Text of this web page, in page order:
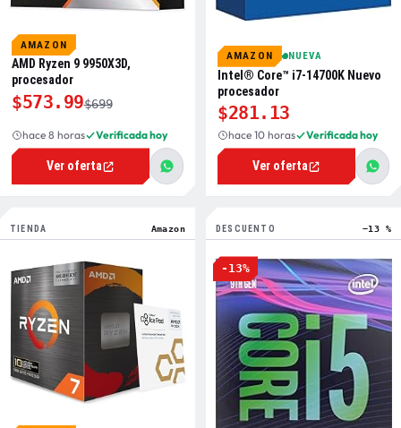
AMAZON
AMD Ryzen 9 9950X3D,
procesador
$573.99$699
hace 8 horas Verificada hoy
Ver oferta
AMAZON NUEVA
Intel® Core™ i7-14700K Nuevo
procesador
$281.13
hace 10 horas Verificada hoy
Ver oferta
TIENDA Amazon DESCUENTO −13 %
-13%